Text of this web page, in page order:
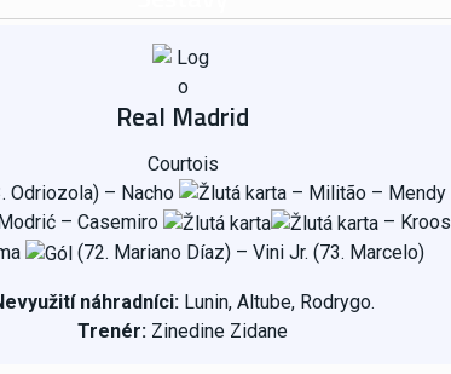
Real Madrid
Courtois
Odriozola) – Nacho – Militão – Mendy
Modrić – Casemiro – Kroos
(72. Mariano Díaz) – Vini Jr. (73. Marcelo)
náhradníci: Lunin, Altube, Rodrygo.
Trenér: Zinedine Zidane